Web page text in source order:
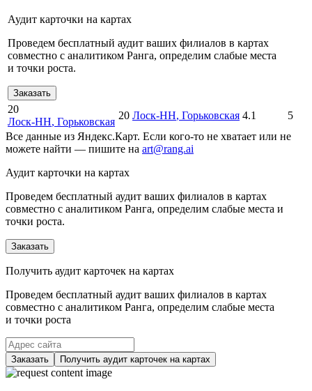
Аудит карточки на картах
Проведем бесплатный аудит ваших филиалов в картах
совместно с аналитиком Ранга, определим слабые места
и точки роста.
Заказать
20
Лоск-НН, Горьковская
20 Лоск-НН, Горьковская 4.1
5
Все данные из Яндекс.Карт. Если кого-то не хватает или не
можете найти — пишите на art@rang.ai
Аудит карточки на картах
Проведем бесплатный аудит ваших филиалов в картах
совместно с аналитиком Ранга, определим слабые места и
точки роста.
Заказать
Получить аудит карточек на картах
Проведем бесплатный аудит ваших филиалов в картах
совместно с аналитиком Ранга, определим слабые места
и точки роста
Заказать Получить аудит карточек на картах